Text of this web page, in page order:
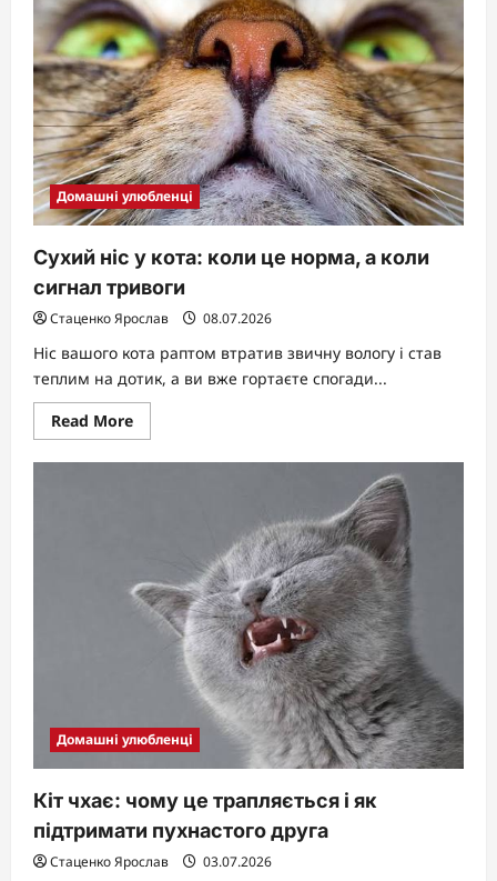
після
стерилізації:
що
змінюється
насправді
Домашні улюбленці
Сухий ніс у кота: коли це норма, а коли
сигнал тривоги
Стаценко Ярослав 08.07.2026
Ніс вашого кота раптом втратив звичну вологу і став
теплим на дотик, а ви вже гортаєте спогади...
Read MoreRead
more
Сухий
коли
сигнал
тривоги
Домашні улюбленці
Кіт чхає: чому це трапляється і як
підтримати пухнастого друга
Стаценко Ярослав 03.07.2026